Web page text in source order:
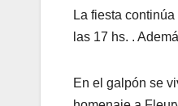
La fiesta
las 17 hs. .
En el galpón se